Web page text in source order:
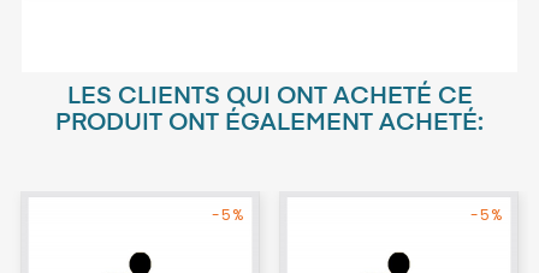
LES CLIENTS QUI ONT ACHETÉ CE
PRODUIT ONT ÉGALEMENT ACHETÉ:
-5% -5%